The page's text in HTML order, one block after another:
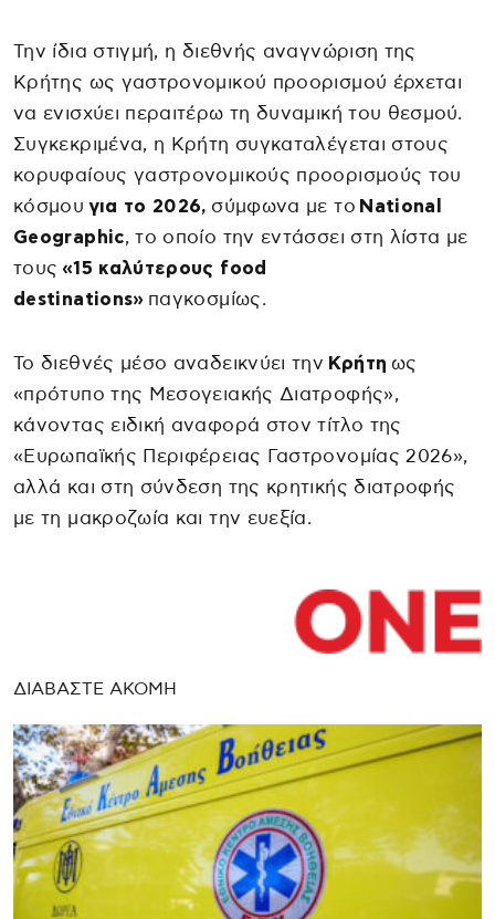
Την ίδια στιγμή, η διεθνής αναγνώριση της
Κρήτης ως γαστρονομικού προορισμού έρχεται
να ενισχύει περαιτέρω τη δυναμική του θεσμού.
Συγκεκριμένα, η Κρήτη συγκαταλέγεται στους
κορυφαίους γαστρονομικούς προορισμούς του
κόσμου για το 2026, σύμφωνα με το National
Geographic, το οποίο την εντάσσει στη λίστα με
τους «15 καλύτερους food
destinations» παγκοσμίως.
Το διεθνές μέσο αναδεικνύει την Κρήτη ως
«πρότυπο της Μεσογειακής Διατροφής»,
κάνοντας ειδική αναφορά στον τίτλο της
«Ευρωπαϊκής Περιφέρειας Γαστρονομίας 2026»,
αλλά και στη σύνδεση της κρητικής διατροφής
με τη μακροζωία και την ευεξία.
ΔΙΑΒΑΣΤΕ ΑΚΟΜΗ